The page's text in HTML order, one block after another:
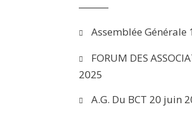
Assemblée Générale
FORUM DES
2025
A.G. Du BCT 20 juin